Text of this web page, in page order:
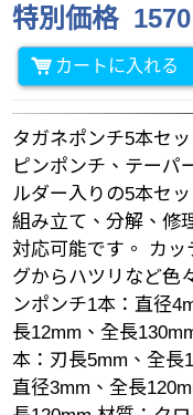
特別価格
カートに入れる
タガネポンチ5本セ
ピンポンチ、テーパ
ルダー入りの5本セ
組み立て、分解、修
対応可能です。 カッ
グからハツリなど色
ンポンチ1本：直径
長12mm、全長
本：刃長5mm、全長
直径3mm、全長